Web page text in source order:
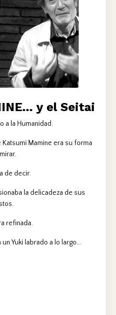
y el Seitai
a la Humanidad.
Mamine era su forma
de decir.
la delicadeza de sus
refinada.
Yuki labrado a lo largo...